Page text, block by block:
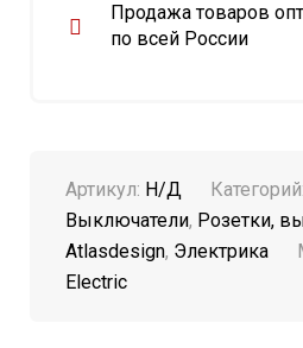
Продажа товаров
по всей России
Артикул: Н/Д Категорий:
Выключатели, Розетки,
Atlasdesign, Электрика
Electric